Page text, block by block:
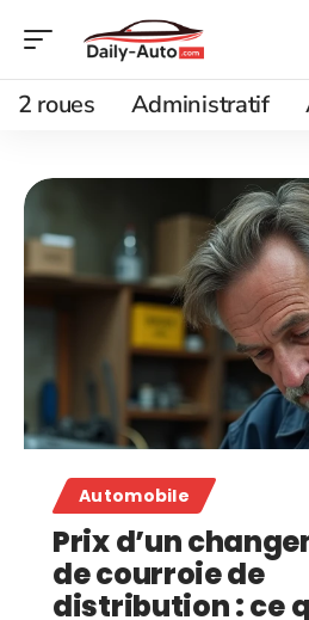
2 roues Administratif
Automobile
Prix d’un
de courroie de
distribution : ce